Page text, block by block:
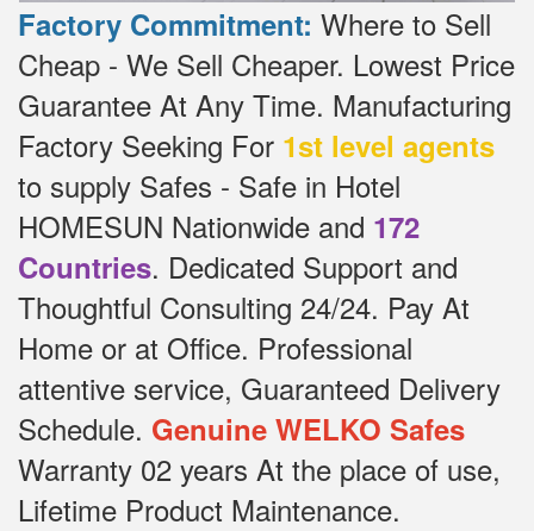
Factory Commitment: Where to Sell
Cheap - We Sell Cheaper. Lowest Price
Guarantee At Any Time. Manufacturing
Factory Seeking For 1st level agents
to supply Safes - Safe in Hotel
HOMESUN Nationwide and 172
Countries. Dedicated Support and
Thoughtful Consulting 24/24. Pay At
Home or at Office. Professional
attentive service, Guaranteed Delivery
Schedule. Genuine WELKO Safes
Warranty 02 years At the place of use,
Lifetime Product Maintenance.